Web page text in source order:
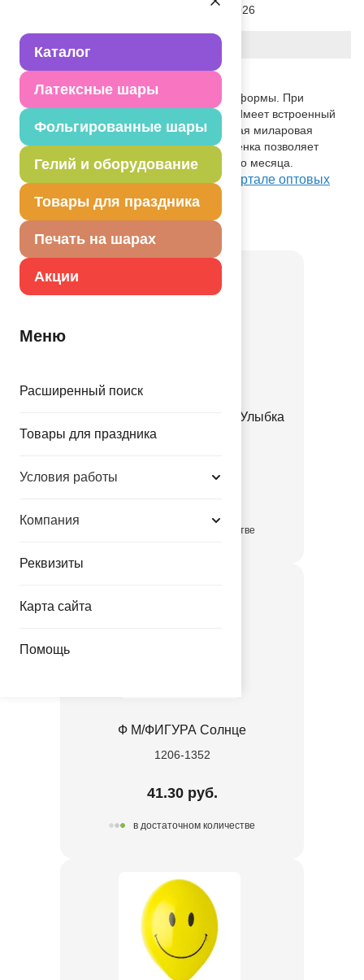
Каталог
Латексные шары
Фольгированные шары
Гелий и оборудование
Товары для праздника
Печать на шарах
Акции
Меню
Расширенный поиск
Товары для праздника
Условия работы
Компания
Реквизиты
Карта сайта
Помощь
28-01-2026
Вес 25.000 г
Описание товара
Сложная, объемная фигура указанной формы. При
надувании используется только гелий. Имеет встроенный
клапан - что упрощает надувание. Тонкая миларовая
(фольга на полиэтиленовой основе) пленка позволяет
шарам не сдуваться от недели до одного месяца.
Посмотреть Ф ФИГУРА Солнце на Портале оптовых
закупок
Товар из коллекции
Шелкография пастель 14" Улыбка
в достаточном количестве
Ф М/ФИГУРА Солнце
1206-1352
41.30 руб.
в достаточном количестве